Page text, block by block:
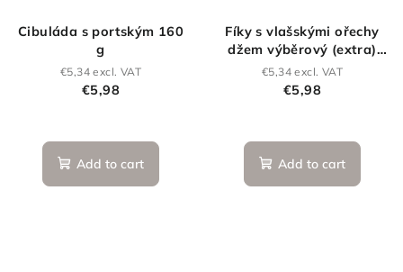
Cibuláda s portským 160
g
€5,34 excl. VAT
€5,98
Add to cart
Fíky s vlašskými ořechy
džem výběrový (extra)
160g
€5,34 excl. VAT
€5,98
Add to cart